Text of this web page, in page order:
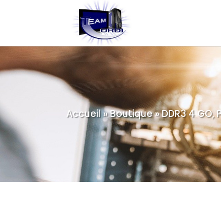
Accueil»Boutique»DDR3 4 GO,